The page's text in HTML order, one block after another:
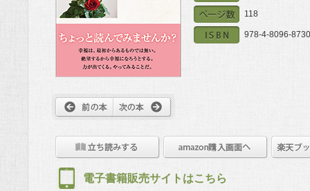
118
978-4-8096-
電子書籍販売サイトはこちら